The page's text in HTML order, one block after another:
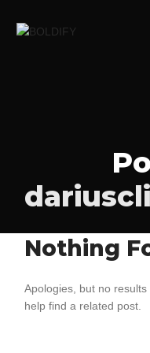
Nothing
Apologies, but no
help find a related post.